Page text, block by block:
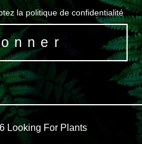
la politique de confidentialité
Looking For Plants